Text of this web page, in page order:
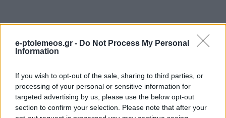
e-ptolemeos.gr - Do Not Process My Personal
Information
If you wish to opt-out of the sale, sharing to third parties, or
processing of your personal or sensitive information for
targeted advertising by us, please use the below opt-out
section to confirm your selection. Please note that after your